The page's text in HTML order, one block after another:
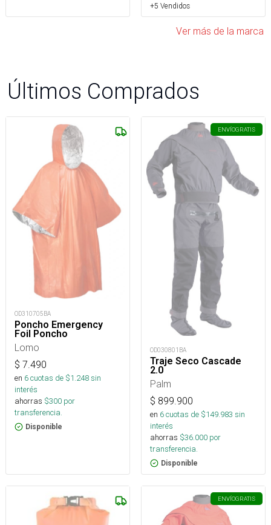
+5 Vendidos
Ver más de la marca
Últimos Comprados
OD310705BA
Poncho Emergency
Foil Poncho
Lomo
$ 7.490
en 6cuotas de $1.248sin
interés
ahorras $300 por
transferencia.
Disponible
ENVÍOGRATIS
OD030801BA
Traje Seco Cascade
2.0
Palm
$ 899.900
en 6cuotas de $149.983 sin
interés
ahorras $36.000 por
transferencia.
Disponible
ENVÍOGRATIS